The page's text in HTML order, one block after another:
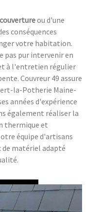
couvertureou d'une
conséquences
votre habitation.
pas pur intervenir en
à l'entretien régulier
Couvreur 49 assure
la-Potherie Maine-
années d'expérience
également réaliser la
thermique et
équipe d'artisans
de matériel adapté